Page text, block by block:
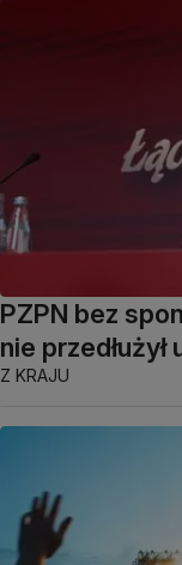
PZPN bez
nie przedłużył
Z KRAJU